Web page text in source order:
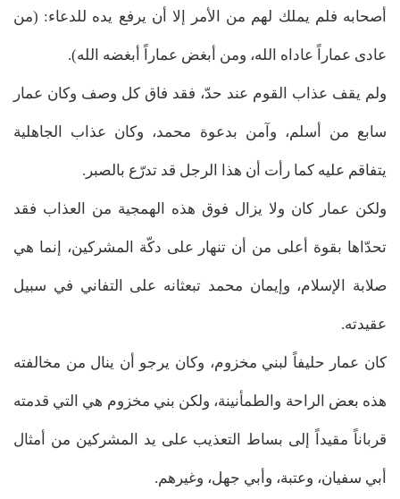
أصحابه فلم يملك لهم من الأمر إلا أن يرفع يده للدعاء: (من
عادى عماراً عاداه الله، ومن أبغض عماراً أبغضه الله).
ولم يقف عذاب القوم عند حدّ، فقد فاق كل وصف وكان عمار
سابع من أسلم، وآمن بدعوة محمد، وكان عذاب الجاهلية
يتفاقم عليه كما رأت أن هذا الرجل قد تدرّع بالصبر.
ولكن عمار كان ولا يزال فوق هذه الهمجية من العذاب فقد
تحدّاها بقوة أعلى من أن تنهار على دكّة المشركين، إنما هي
صلابة الإسلام، وإيمان محمد تبعثانه على التفاني في سبيل
عقيدته.
كان عمار حليفاً لبني مخزوم، وكان يرجو أن ينال من مخالفته
هذه بعض الراحة والطمأنينة، ولكن بني مخزوم هي التي قدمته
قرباناً مقيداً إلى بساط التعذيب على يد المشركين من أمثال
أبي سفيان، وعتبة، وأبي جهل، وغيرهم.